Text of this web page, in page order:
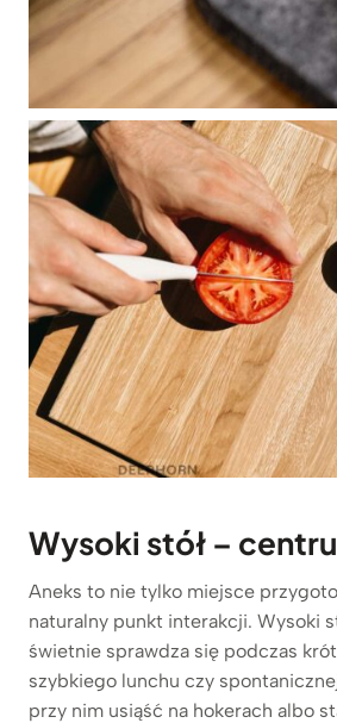
Wysoki stół –
Aneks to nie tylko miejsce
naturalny punkt interakcji. Wysoki
świetnie sprawdza się podczas
szybkiego lunchu czy
przy nim usiąść na hokerach albo